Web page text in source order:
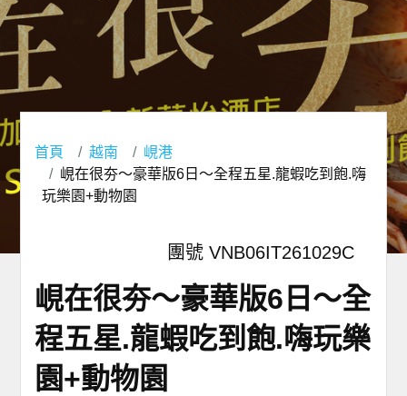
客製服務
會員登入
首頁 越南
峴港
峴在很夯～豪華版6日～全程五星.龍蝦吃到飽.嗨
玩樂園+動物園
團號 VNB06IT261029C
峴在很夯～豪華版6日～全
程五星.龍蝦吃到飽.嗨玩樂
園+動物園